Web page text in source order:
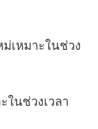
เหมาะในช่วง
ในช่วงเวลา